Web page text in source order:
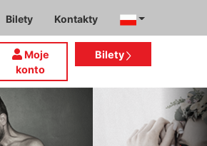
Bilety Kontakty
Moje
konto
Bilety